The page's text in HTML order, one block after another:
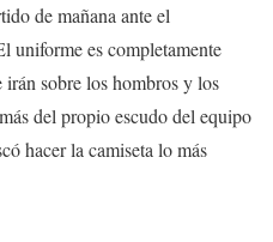
de mañana ante el
uniforme es completamente
sobre los hombros y los
del propio escudo del equipo
hacer la camiseta lo más